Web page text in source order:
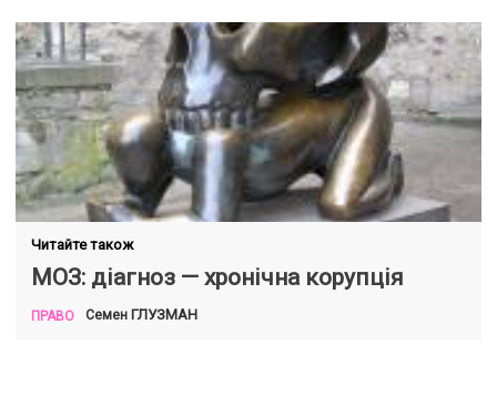
Читайте також
МОЗ: діагноз — хронічна корупція
ПРАВО Семен ГЛУЗМАН